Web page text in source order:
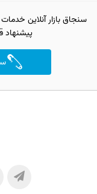
سنجاق بازار آنلاین